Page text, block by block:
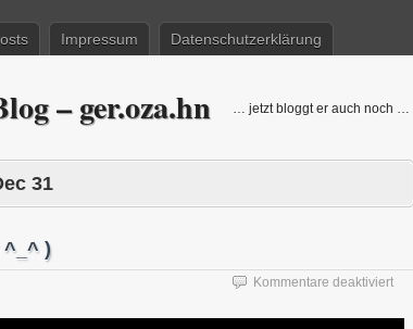
Impressum Datenschutzerklärung
– ger.oza.hn … jetzt bloggt er auch noch …
31
^_^ )
Kommentare deaktiviertfür
New